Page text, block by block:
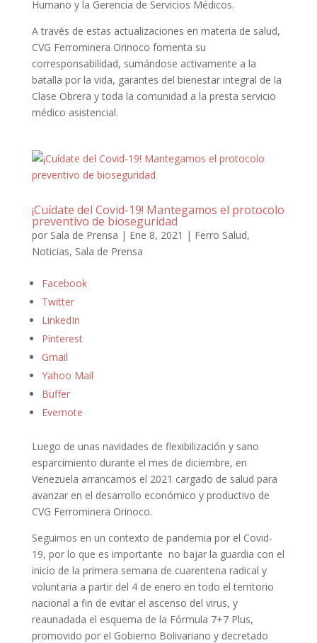
Humano y la Gerencia de Servicios Médicos.
A través de estas actualizaciones en materia de salud,
CVG Ferrominera Orinoco fomenta su
corresponsabilidad, sumándose activamente a la
batalla por la vida, garantes del bienestar integral de la
Clase Obrera y toda la comunidad a la presta servicio
médico asistencial.
¡Cuídate del Covid-19! Mantegamos el protocolo
preventivo de bioseguridad
por Sala de Prensa | Ene 8, 2021 | Ferro Salud,
Noticias, Sala de Prensa
Facebook
Twitter
LinkedIn
Pinterest
Gmail
Yahoo Mail
Buffer
Evernote
Luego de unas navidades de flexibilización y sano
esparcimiento durante el mes de diciembre, en
Venezuela arrancamos el 2021 cargado de salud para
avanzar en el desarrollo económico y productivo de
CVG Ferrominera Orinoco.
Seguimos en un contexto de pandemia por el Covid-
19, por lo que es importante no bajar la guardia con el
inicio de la primera semana de cuarentena radical y
voluntaria a partir del 4 de enero en todo el territorio
nacional a fin de evitar el ascenso del virus, y
reaunadada el esquema de la Fórmula 7+7 Plus,
promovido por el Gobierno Bolivariano y decretado